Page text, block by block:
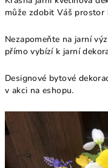
může zdobit Váš prostor
Nezapomeňte na jarní
přímo vybízí k jarní
Designové bytové
v akci na eshopu.